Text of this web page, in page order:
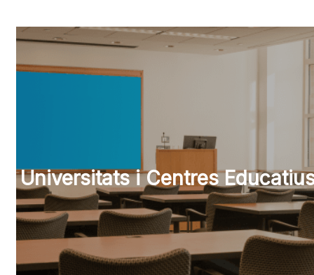
Universitats i Centres